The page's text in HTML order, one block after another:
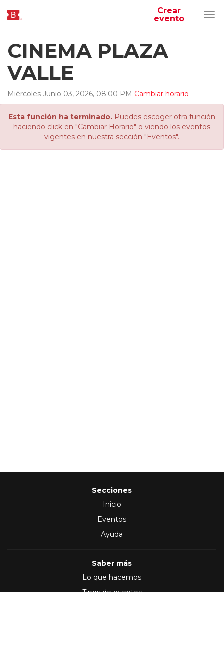
Crear
evento
CINEMA PLAZA
VALLE
Miércoles Junio 03, 2026, 08:00 PM Cambiar horario
Esta función ha terminado. Puedes escoger otra función
haciendo click en "Cambiar Horario" o viendo los eventos
vigentes en nuestra sección "Eventos".
Secciones
Inicio
Eventos
Ayuda
Saber más
Lo que hacemos
Tipos de eventos